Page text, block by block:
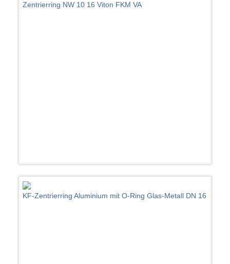
Zentrierring NW 10 16 Viton FKM VA
KF-Zentrierring Aluminium mit O-Ring Glas-Metall DN 16